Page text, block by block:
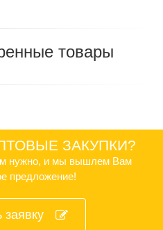
товары
ЗАКУПКИ?
нужно, и мы вышлем Вам
предложение!
заявку